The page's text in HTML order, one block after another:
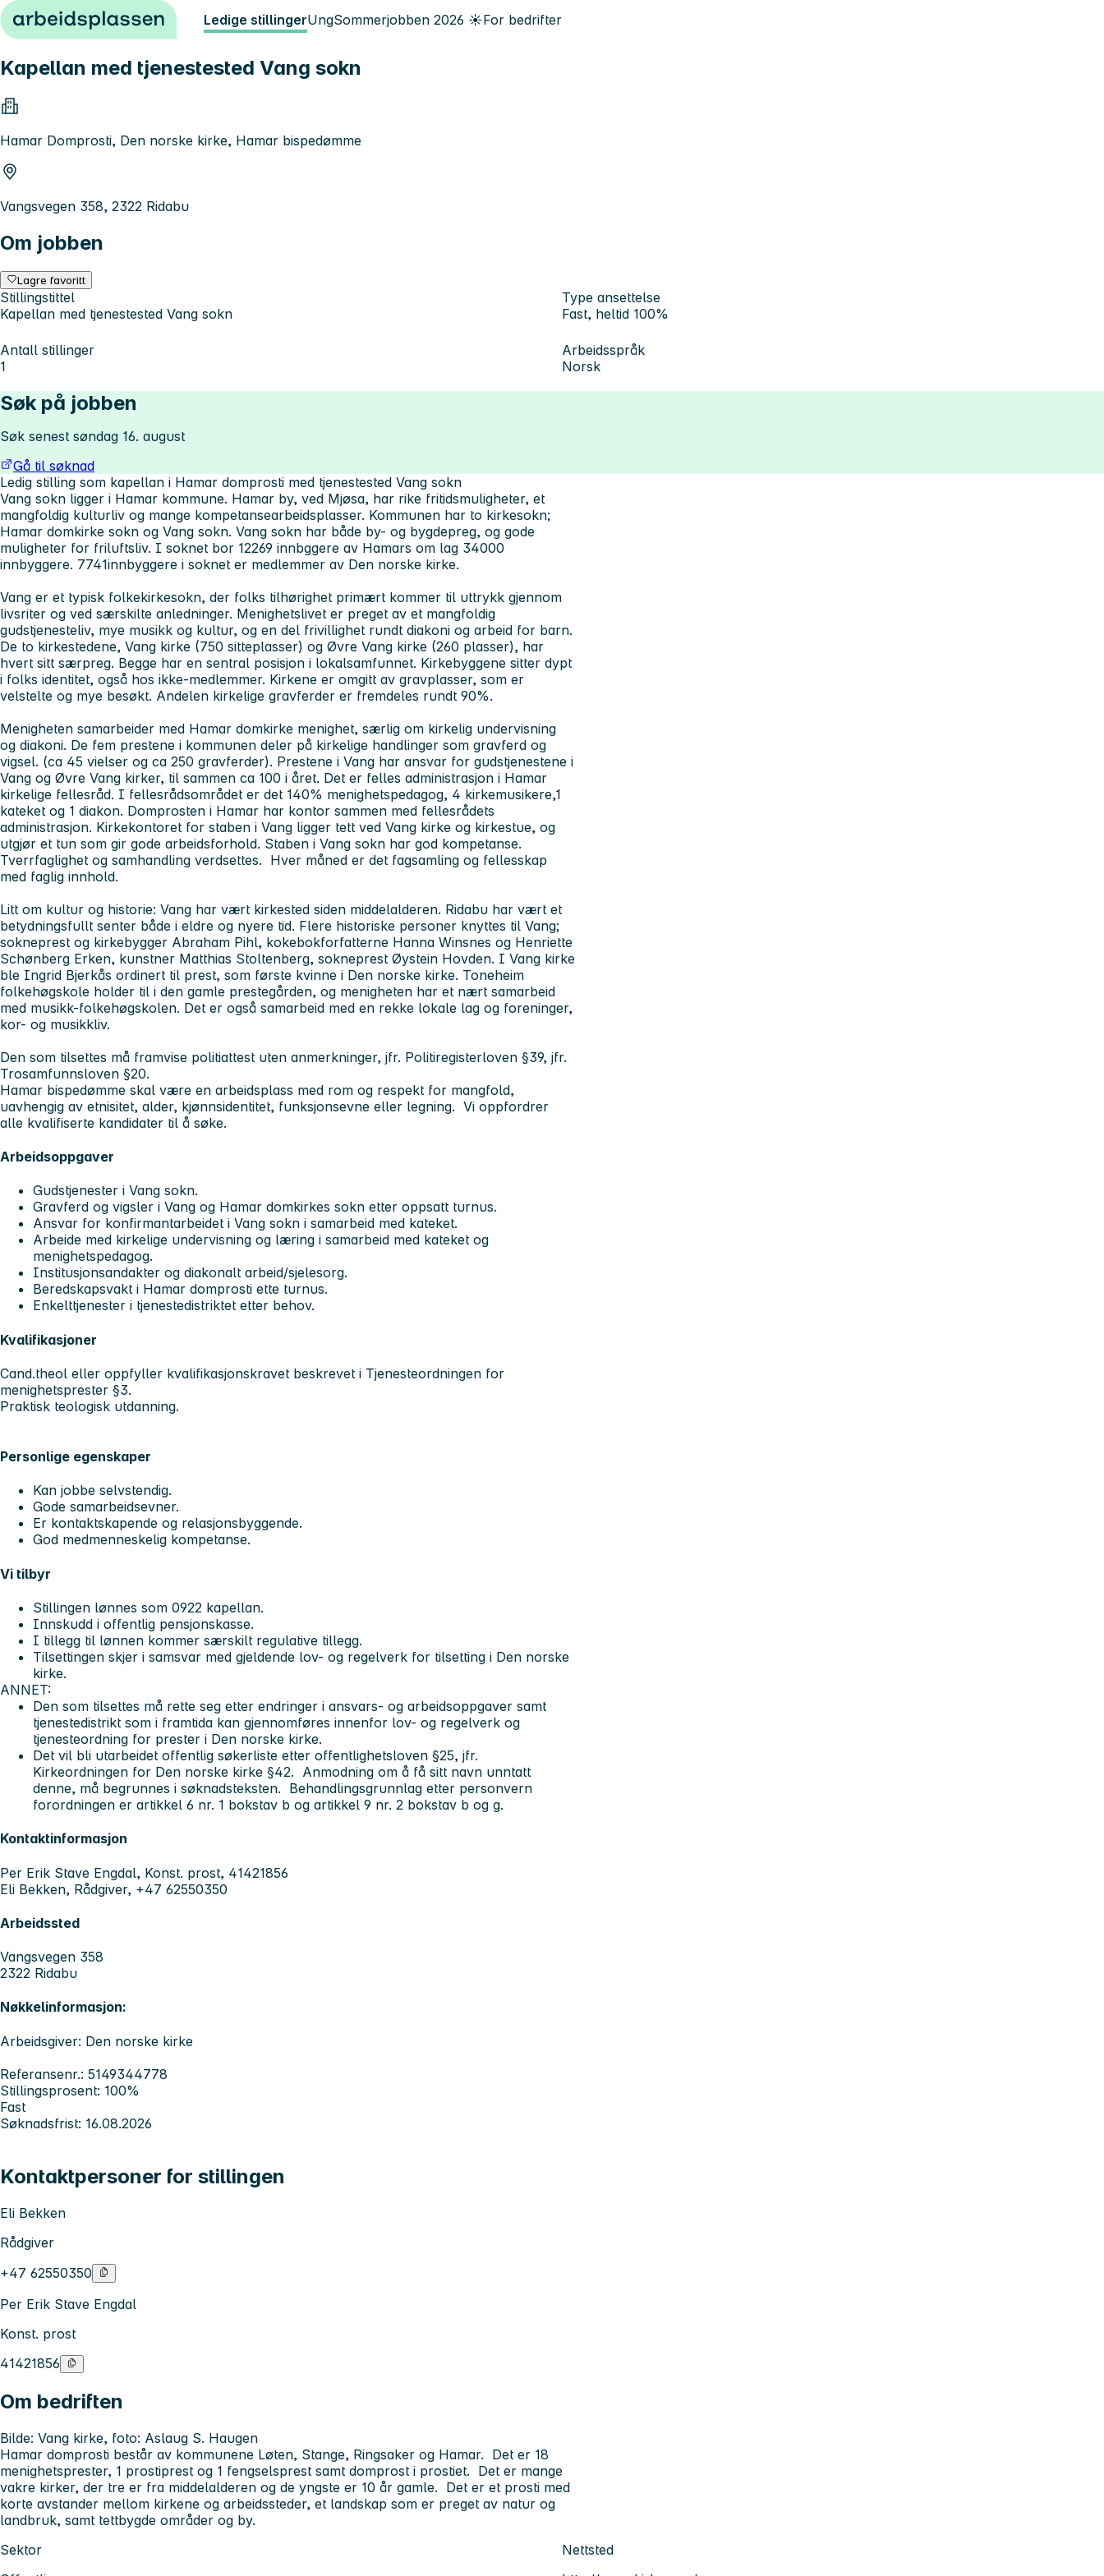
Hopp til innhold Ledige stillingerUngSommerjobben 2026 ☀️For bedrifter
Kapellan med tjenestested Vang sokn
Hamar Domprosti, Den norske kirke, Hamar bispedømme
Vangsvegen 358, 2322 Ridabu
Om jobben
Lagre favoritt
Stillingstittel
Kapellan med tjenestested Vang sokn
Type ansettelse
Fast, heltid 100%
Antall stillinger
1
Arbeidsspråk
Norsk
Søk på jobben
Søk senest søndag 16. august
Gå til søknad
Ledig stilling som kapellan i Hamar domprosti med tjenestested Vang sokn
Vang sokn ligger i Hamar kommune. Hamar by, ved Mjøsa, har rike fritidsmuligheter, et
mangfoldig kulturliv og mange kompetansearbeidsplasser. Kommunen har to kirkesokn;
Hamar domkirke sokn og Vang sokn. Vang sokn har både by- og bygdepreg, og gode
muligheter for friluftsliv. I soknet bor 12269 innbggere av Hamars om lag 34000
innbyggere. 7741innbyggere i soknet er medlemmer av Den norske kirke.
Vang er et typisk folkekirkesokn, der folks tilhørighet primært kommer til uttrykk gjennom
livsriter og ved særskilte anledninger. Menighetslivet er preget av et mangfoldig
gudstjenesteliv, mye musikk og kultur, og en del frivillighet rundt diakoni og arbeid for barn.
De to kirkestedene, Vang kirke (750 sitteplasser) og Øvre Vang kirke (260 plasser), har
hvert sitt særpreg. Begge har en sentral posisjon i lokalsamfunnet. Kirkebyggene sitter dypt
i folks identitet, også hos ikke-medlemmer. Kirkene er omgitt av gravplasser, som er
velstelte og mye besøkt. Andelen kirkelige gravferder er fremdeles rundt 90%.
Menigheten samarbeider med Hamar domkirke menighet, særlig om kirkelig undervisning
og diakoni. De fem prestene i kommunen deler på kirkelige handlinger som gravferd og
vigsel. (ca 45 vielser og ca 250 gravferder). Prestene i Vang har ansvar for gudstjenestene i
Vang og Øvre Vang kirker, til sammen ca 100 i året. Det er felles administrasjon i Hamar
kirkelige fellesråd. I fellesrådsområdet er det 140% menighetspedagog, 4 kirkemusikere,1
kateket og 1 diakon. Domprosten i Hamar har kontor sammen med fellesrådets
administrasjon. Kirkekontoret for staben i Vang ligger tett ved Vang kirke og kirkestue, og
utgjør et tun som gir gode arbeidsforhold. Staben i Vang sokn har god kompetanse.
Tverrfaglighet og samhandling verdsettes. Hver måned er det fagsamling og fellesskap
med faglig innhold.
Litt om kultur og historie: Vang har vært kirkested siden middelalderen. Ridabu har vært et
betydningsfullt senter både i eldre og nyere tid. Flere historiske personer knyttes til Vang;
sokneprest og kirkebygger Abraham Pihl, kokebokforfatterne Hanna Winsnes og Henriette
Schønberg Erken, kunstner Matthias Stoltenberg, sokneprest Øystein Hovden. I Vang kirke
ble Ingrid Bjerkås ordinert til prest, som første kvinne i Den norske kirke. Toneheim
folkehøgskole holder til i den gamle prestegården, og menigheten har et nært samarbeid
med musikk-folkehøgskolen. Det er også samarbeid med en rekke lokale lag og foreninger,
kor- og musikkliv.
Den som tilsettes må framvise politiattest uten anmerkninger, jfr. Politiregisterloven §39, jfr.
Trosamfunnsloven §20.
Hamar bispedømme skal være en arbeidsplass med rom og respekt for mangfold,
uavhengig av etnisitet, alder, kjønnsidentitet, funksjonsevne eller legning. Vi oppfordrer
alle kvalifiserte kandidater til å søke.
Arbeidsoppgaver
Gudstjenester i Vang sokn.
Gravferd og vigsler i Vang og Hamar domkirkes sokn etter oppsatt turnus.
Ansvar for konfirmantarbeidet i Vang sokn i samarbeid med kateket.
Arbeide med kirkelige undervisning og læring i samarbeid med kateket og
menighetspedagog.
Institusjonsandakter og diakonalt arbeid/sjelesorg.
Beredskapsvakt i Hamar domprosti ette turnus.
Enkelttjenester i tjenestedistriktet etter behov.
Kvalifikasjoner
Cand.theol eller oppfyller kvalifikasjonskravet beskrevet i Tjenesteordningen for
menighetsprester §3.
Praktisk teologisk utdanning.
Personlige egenskaper
Kan jobbe selvstendig.
Gode samarbeidsevner.
Er kontaktskapende og relasjonsbyggende.
God medmenneskelig kompetanse.
Vi tilbyr
Stillingen lønnes som 0922 kapellan.
Innskudd i offentlig pensjonskasse.
I tillegg til lønnen kommer særskilt regulative tillegg.
Tilsettingen skjer i samsvar med gjeldende lov- og regelverk for tilsetting i Den norske
kirke.
ANNET:
Den som tilsettes må rette seg etter endringer i ansvars- og arbeidsoppgaver samt
tjenestedistrikt som i framtida kan gjennomføres innenfor lov- og regelverk og
tjenesteordning for prester i Den norske kirke.
Det vil bli utarbeidet offentlig søkerliste etter offentlighetsloven §25, jfr.
Kirkeordningen for Den norske kirke §42. Anmodning om å få sitt navn unntatt
denne, må begrunnes i søknadsteksten. Behandlingsgrunnlag etter personvern
forordningen er artikkel 6 nr. 1 bokstav b og artikkel 9 nr. 2 bokstav b og g.
Kontaktinformasjon
Per Erik Stave Engdal, Konst. prost, 41421856
Eli Bekken, Rådgiver, +47 62550350
Arbeidssted
Vangsvegen 358
2322 Ridabu
Nøkkelinformasjon:
Arbeidsgiver: Den norske kirke
Referansenr.: 5149344778
Stillingsprosent: 100%
Fast
Søknadsfrist: 16.08.2026
Kontaktpersoner for stillingen
Eli Bekken
Rådgiver
+47 62550350
Per Erik Stave Engdal
Konst. prost
41421856
Om bedriften
Bilde: Vang kirke, foto: Aslaug S. Haugen
Hamar domprosti består av kommunene Løten, Stange, Ringsaker og Hamar. Det er 18
menighetsprester, 1 prostiprest og 1 fengselsprest samt domprost i prostiet. Det er mange
vakre kirker, der tre er fra middelalderen og de yngste er 10 år gamle. Det er et prosti med
korte avstander mellom kirkene og arbeidssteder, et landskap som er preget av natur og
landbruk, samt tettbygde områder og by.
Sektor
Nettsted